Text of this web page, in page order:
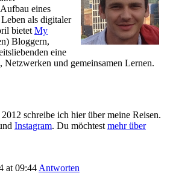
eines
als digitaler
bietet My
Bloggern,
eine
Netzwerken und gemeinsamen Lernen.
schreibe ich hier über meine Reisen.
Instagram. Du möchtest mehr über
at 09:44 Antworten